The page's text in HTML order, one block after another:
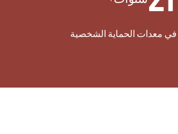
في معدات الحماية الشخصية